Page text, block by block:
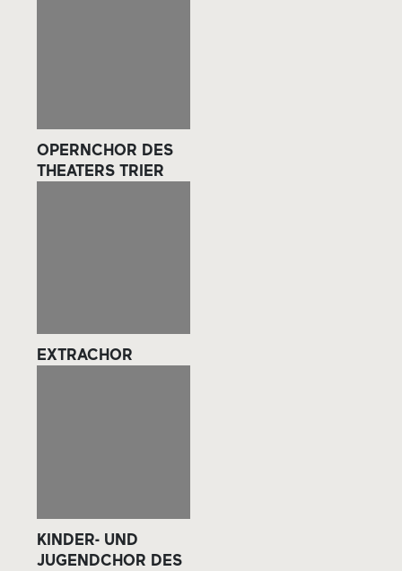
OPERNCHOR DES
THEATERS TRIER
EXTRACHOR
KINDER- UND
JUGENDCHOR DES